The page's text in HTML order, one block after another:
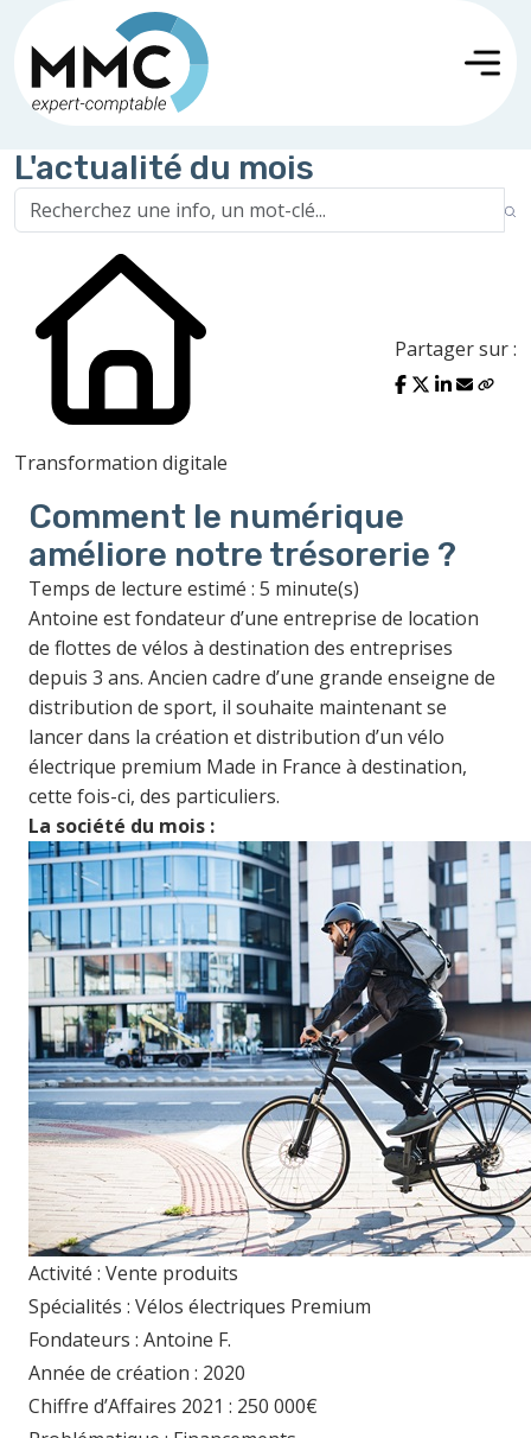
L'actualité du mois
Transformation digitale
Partager sur :
Comment le numérique
améliore notre trésorerie ?
Temps de lecture estimé : 5 minute(s)
Antoine est fondateur d’une entreprise de location
de flottes de vélos à destination des entreprises
depuis 3 ans. Ancien cadre d’une grande enseigne de
distribution de sport, il souhaite maintenant se
lancer dans la création et distribution d’un vélo
électrique premium Made in France à destination,
cette fois-ci, des particuliers.
La société du mois :
Activité : Vente produits
Spécialités : Vélos électriques Premium
Fondateurs : Antoine F.
Année de création : 2020
Chiffre d’Affaires 2021 : 250 000€